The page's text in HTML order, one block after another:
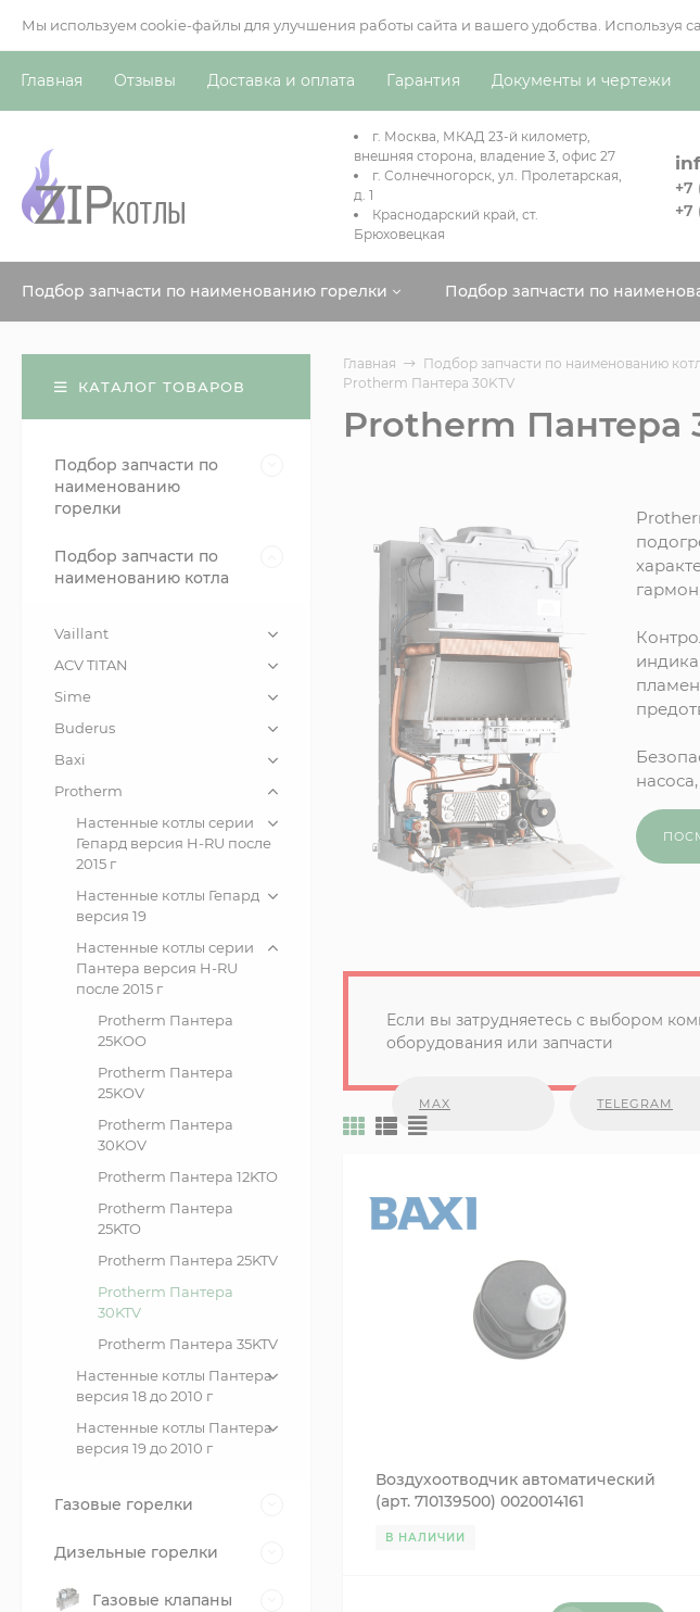
Мы используем cookie-файлы для улучшения работы сайта и вашего удобства.
Главная Отзывы Доставка и оплата Гарантия Документы и чертежи
г. Москва, МКАД 23-й километр,
внешняя сторона, владение 3, офис 27
г. Солнечногорск, ул. Пролетарская,
д. 1
Краснодарский край, ст.
Брюховецкая
+7
+7
Подбор запчасти по наименованию горелки Подбор запчасти по
Главная Подбор запчасти по наименованию
Protherm Пантера 30KTV
Protherm Пантера
Если вы затрудняетесь с выбором
оборудования или запчасти
MAX TELEGRAM
Воздухоотводчик автоматический
(арт. 710139500) 0020014161
BI1212
В НАЛИЧИИ
КАТАЛОГ ТОВАРОВ
Подбор запчасти по
наименованию
горелки
Подбор запчасти по
наименованию котла
Vaillant
ACV TITAN
Sime
Buderus
Baxi
Protherm
Настенные котлы серии
Гепард версия H-RU после
2015 г
Настенные котлы Гепард
версия 19
Настенные котлы серии
Пантера версия H-RU
после 2015 г
Protherm Пантера
25KOO
Protherm Пантера
25KOV
Protherm Пантера
30KOV
Protherm Пантера 12KTO
Protherm Пантера
25KTO
Protherm Пантера 25KTV
Protherm Пантера
30KTV
Protherm Пантера 35KTV
Настенные котлы Пантера
версия 18 до 2010 г
Настенные котлы Пантера
версия 19 до 2010 г
Газовые горелки
Дизельные горелки
Газовые клапаны